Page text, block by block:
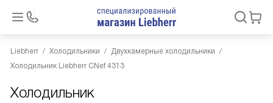
Liebherr Холодильники
Двухкамерные холодильники
Холодильник Liebherr CNef 4313
Холодильник